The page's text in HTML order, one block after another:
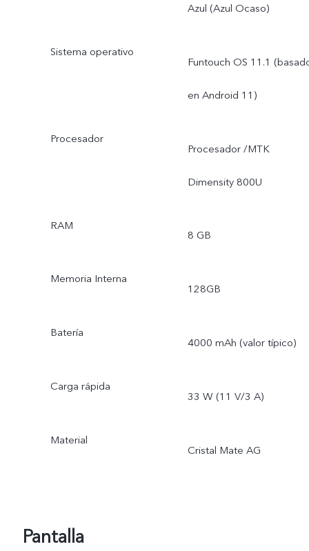
Azul (Azul Ocaso)
Sistema operativo
Funtouch OS 11.1
en Android 11)
Procesador
Procesador /MTK
Dimensity 800U
RAM
8 GB
Memoria Interna
128GB
Batería
4000 mAh (valor típico)
Carga rápida
33 W (11 V/3 A)
Material
Cristal Mate AG
Pantalla